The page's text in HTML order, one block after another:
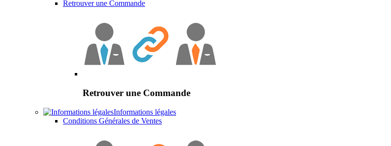
Retrouver une Commande
Retrouver une Commande
Informations légales
Conditions Générales de Ventes